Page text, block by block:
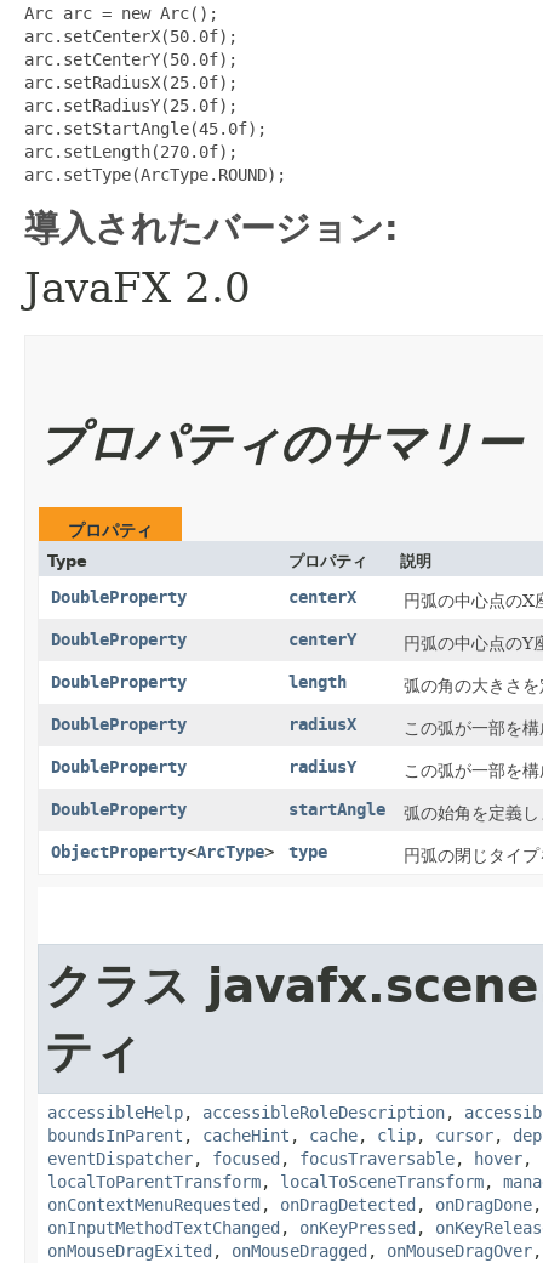
Arc arc = new Arc();
arc.setCenterX(50.0f);
arc.setCenterY(50.0f);
arc.setRadiusX(25.0f);
arc.setRadiusY(25.0f);
arc.setStartAngle(45.0f);
arc.setLength(270.0f);
導入されたバージョン:
JavaFX 2.0
プロパティのサマリー
プロパティ
Type プロパティ 説明
DoubleProperty centerX 円弧の中心点のX
DoubleProperty centerY 円弧の中心点のY
DoubleProperty length 弧の角の大きさ
DoubleProperty radiusX この弧が一部を
DoubleProperty radiusY この弧が一部を
DoubleProperty startAngle 弧の始角を定義
ObjectProperty<ArcType> type 円弧の閉じタイ
クラス
ティ
accessibleHelp, accessibleRoleDescription,
boundsInParent , cacheHint , cache, clip, cursor,
eventDispatcher, focused , focusTraversable, hover,
localToParentTransform, localToSceneTransform,
onContextMenuRequested , onDragDetected , onDragDone
onInputMethodTextChanged , onKeyPressed ,
onMouseDragExited , onMouseDragged , onMouseDragOver